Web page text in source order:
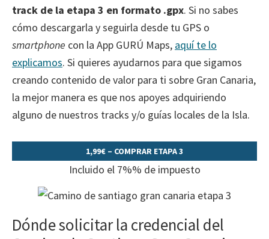
track de la etapa 3 en formato .gpx. Si no sabes
cómo descargarla y seguirla desde tu GPS o
smartphone con la App GURÚ Maps, aquí te lo
explicamos. Si quieres ayudarnos para que sigamos
creando contenido de valor para ti sobre Gran Canaria,
la mejor manera es que nos apoyes adquiriendo
alguno de nuestros tracks y/o guías locales de la Isla.
1,99€ – COMPRAR ETAPA 3
Incluido el 7%% de impuesto
Dónde solicitar la credencial del